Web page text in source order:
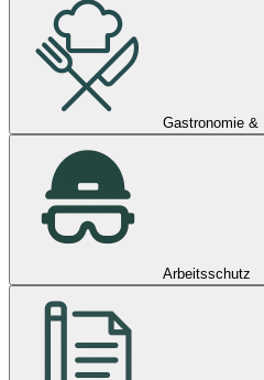
Gastronomie &
Arbeitsschutz